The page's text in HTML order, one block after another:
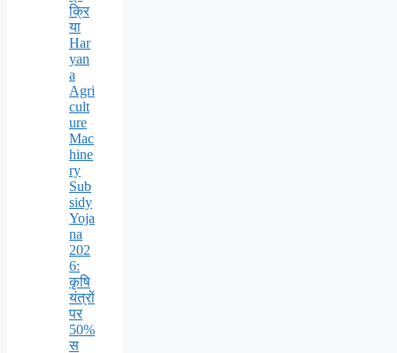
क्रि
या
Har
yan
a
Agri
cult
ure
Mac
hine
ry
Sub
sidy
Yoja
na
202
6:
कृषि
यंत्रों
पर
50%
स